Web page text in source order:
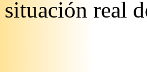
situación real